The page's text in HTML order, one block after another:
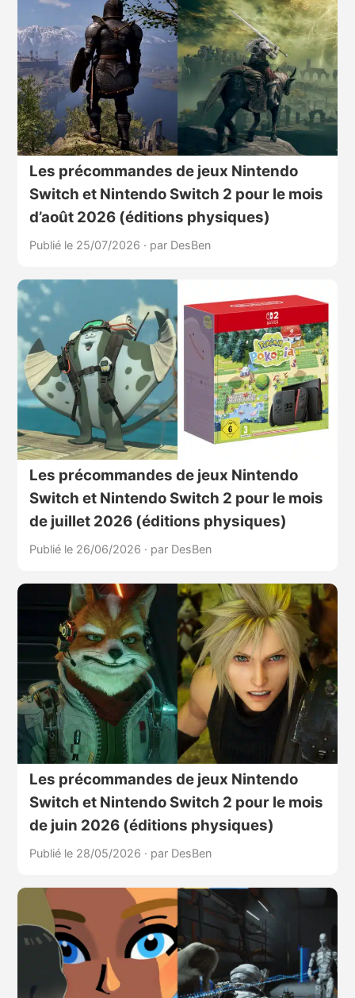
Les précommandes de jeux Nintendo
Switch et Nintendo Switch 2 pour le mois
d’août 2026 (éditions physiques)
Publié le 25/07/2026 · par DesBen
Les précommandes de jeux Nintendo
Switch et Nintendo Switch 2 pour le mois
de juillet 2026 (éditions physiques)
Publié le 26/06/2026 · par DesBen
Les précommandes de jeux Nintendo
Switch et Nintendo Switch 2 pour le mois
de juin 2026 (éditions physiques)
Publié le 28/05/2026 · par DesBen